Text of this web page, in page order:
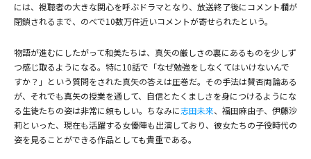
には、視聴者の大きな関心を呼ぶドラマとなり、放送終了後にコメント欄が
閉鎖されるまで、のべで10数万件近いコメントが寄せられたという。
物語が進むにしたがって和美たちは、真矢の厳しさの裏にあるものを少しず
つ感じ取るようになる。特に10話で「なぜ勉強をしなくてはいけないんで
すか？」という質問をされた真矢の答えは圧巻だ。その手法は賛否両論ある
が、それでも真矢の授業を通して、自信とたくましさを身につけるようにな
る生徒たちの姿は非常に頼もしい。ちなみに志田未来、福田麻由子、伊藤沙
莉といった、現在も活躍する女優陣も出演しており、彼女たちの子役時代の
姿を見ることができる作品としても貴重である。